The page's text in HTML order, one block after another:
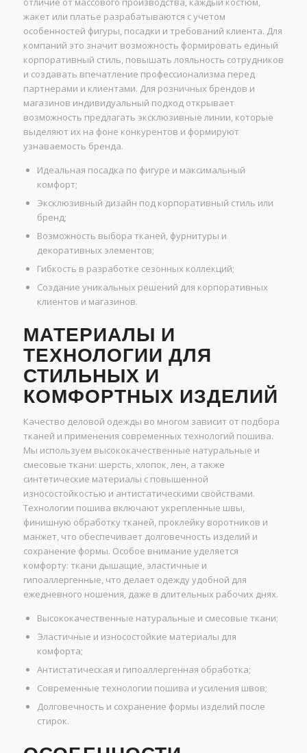
жакет или платье разрабатываются с учетом
особенностей фигуры, посадки и требований клиента. Для
компаний это значит возможность формировать единый
корпоративный стиль, повышать лояльность сотрудников
и создавать впечатление профессионализма перед
партнерами и клиентами. Для розничных брендов и
магазинов индивидуальный подход открывает
возможность предлагать эксклюзивные линии, которые
выделяют их на фоне конкурентов и формируют
узнаваемость бренда.
Идеальная посадка по фигуре и максимальный
комфорт;
Эксклюзивный дизайн под корпоративный стиль или
бренд;
Возможность выбора тканей, фурнитуры и
декоративных элементов;
Гибкость в разработке сезонных коллекций;
Создание уникальных решений для корпоративных
клиентов и магазинов.
МАТЕРИАЛЫ И
ТЕХНОЛОГИИ ДЛЯ
СТИЛЬНЫХ И
КОМФОРТНЫХ ИЗДЕЛИЙ
Качество деловой одежды во многом зависит от подбора
тканей и применения современных технологий пошива.
Мы используем высококачественные натуральные и
смесовые ткани: шерсть, хлопок, лен, а также
синтетические материалы с повышенной
износостойкостью и антистатическими свойствами.
Технологии пошива включают укрепленные швы,
финишную обработку тканей, проклейку воротников и
манжет, что обеспечивает долговечность изделий и
сохранение формы. Особое внимание уделяется
комфорту: ткани дышащие, эластичные и
гипоаллергенные, что делает одежду удобной для
ежедневного ношения, даже в длительных рабочих днях.
Высококачественные натуральные и смесовые ткани;
Эластичные и износостойкие материалы для
комфорта;
Антистатическая и гипоаллергенная обработка;
Современные технологии пошива и усиления швов;
Долговечность и сохранение формы изделий после
стирок.